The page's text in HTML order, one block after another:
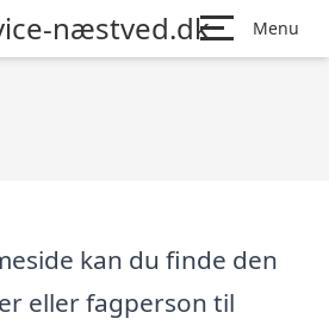
næstved.dk Menu
kan du finde den
eller fagperson til